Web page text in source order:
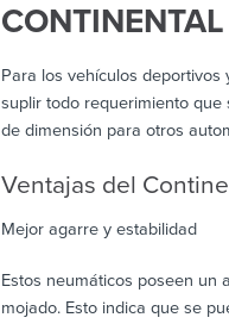
Para los vehículos
suplir todo requerimiento
de dimensión para otros
Ventajas del
Mejor agarre y estabilidad
Estos neumáticos poseen un
mojado. Esto indica que se